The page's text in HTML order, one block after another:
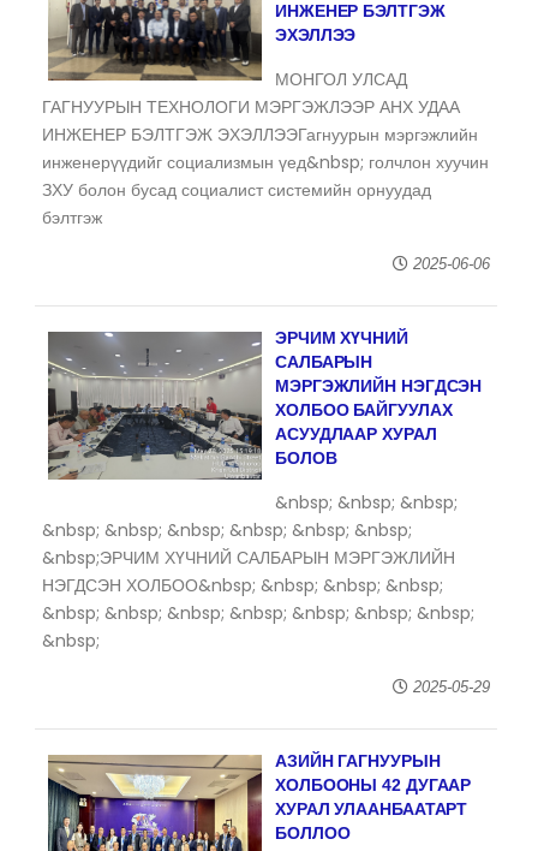
ИНЖЕНЕР БЭЛТГЭЖ
ЭХЭЛЛЭЭ
МОНГОЛ УЛСАД
ГАГНУУРЫН ТЕХНОЛОГИ МЭРГЭЖЛЭЭР АНХ УДАА
ИНЖЕНЕР БЭЛТГЭЖ ЭХЭЛЛЭЭГагнуурын мэргэжлийн
инженерүүдийг социализмын үед&nbsp; голчлон хуучин
ЗХУ болон бусад социалист системийн орнуудад
бэлтгэж
2025-06-06
ЭРЧИМ ХҮЧНИЙ
САЛБАРЫН
МЭРГЭЖЛИЙН НЭГДСЭН
ХОЛБОО БАЙГУУЛАХ
АСУУДЛААР ХУРАЛ
БОЛОВ
&nbsp; &nbsp; &nbsp;
&nbsp; &nbsp; &nbsp; &nbsp; &nbsp; &nbsp;
&nbsp;ЭРЧИМ ХҮЧНИЙ САЛБАРЫН МЭРГЭЖЛИЙН
НЭГДСЭН ХОЛБОО&nbsp; &nbsp; &nbsp; &nbsp;
&nbsp; &nbsp; &nbsp; &nbsp; &nbsp; &nbsp; &nbsp;
&nbsp;
2025-05-29
АЗИЙН ГАГНУУРЫН
ХОЛБООНЫ 42 ДУГААР
ХУРАЛ УЛААНБААТАРТ
БОЛЛОО